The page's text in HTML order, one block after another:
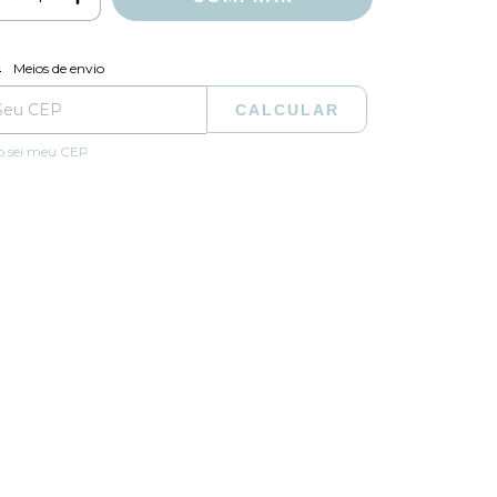
para o CEP:
Meios de envio
CALCULAR
sei meu CEP